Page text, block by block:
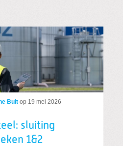
Buit op 19 mei 2026
sluiting
1&2